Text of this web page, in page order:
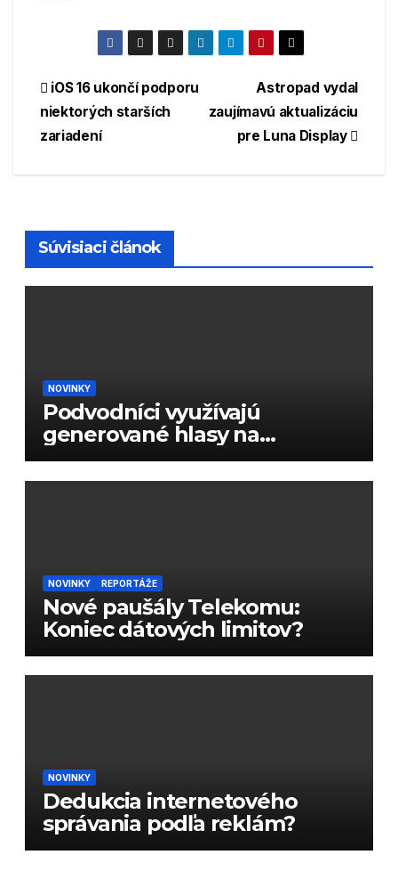
Navigácia
v
Astropad vydal
zaujímavú aktualizáciu
pre Luna Display
iOS 16 ukončí podporu
niektorých starších
zariadení
Súvisiaci článok
NOVINKY
Podvodníci využívajú
generované hlasy na
podvody
NOVINKY REPORTÁŽE
Nové paušály Telekomu:
Koniec dátových limitov?
NOVINKY
Dedukcia internetového
správania podľa reklám?